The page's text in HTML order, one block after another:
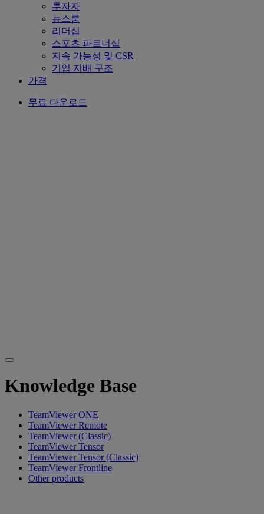
투자자
뉴스룸
리더십
스포츠 파트너십
지속 가능성 및 CSR
기업 지배 구조
가격
무료 다운로드
Knowledge Base
TeamViewer ONE
TeamViewer Remote
TeamViewer (Classic)
TeamViewer Tensor
TeamViewer Tensor (Classic)
TeamViewer Frontline
Other products